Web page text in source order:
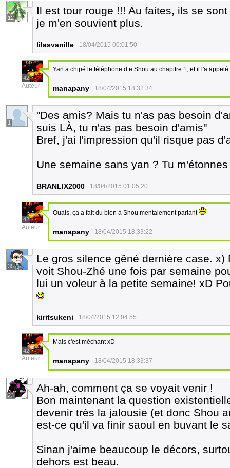
12
Il est tour rouge !!! Au faites, ils se
je m'en souvient plus.
lilasvanille 18/04/2015 00:01:50
42
Auteur
Yan a chipé le téléphone d e Shou au chapitre 1, et il l'a
manapany 18/04/2015 18:32:34
1
"Des amis? Mais tu n'as pas besoin
suis LÀ, tu n'as pas besoin d'amis"
Bref, j'ai l'impression qu'il risque pas
Une semaine sans yan ? Tu
BRANLIX2000 18/04/2015 01:05:20
42
Auteur
Ouais, ça a fait du bien à Shou mentalement parlant
manapany 18/04/2015 18:33:22
35
Le gros silence gêné dernière case.
voit Shou-Zhé une fois par semaine
lui un voleur à la petite semaine! xD
kiritsukeni 18/04/2015 12:04:55
42
Auteur
Mais c'est méchant xD
manapany 18/04/2015 18:33:37
23
Ah-ah, comment ça se voyait venir !
Bon maintenant la question
devenir très la jalousie (et donc Shou
est-ce qu'il va finir saoul en buvant le
Sinan j'aime beaucoup le décors,
dehors est beau.